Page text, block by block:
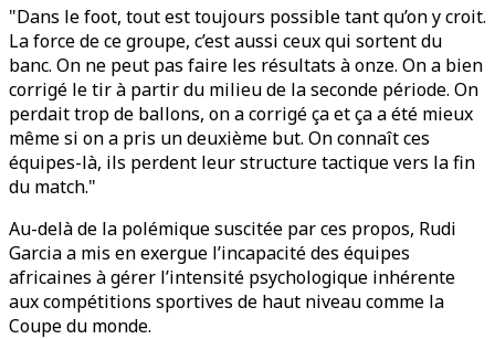
"Dans le foot, tout est toujours possible tant qu’on y croit.
La force de ce groupe, c’est aussi ceux qui sortent du
banc. On ne peut pas faire les résultats à onze. On a bien
corrigé le tir à partir du milieu de la seconde période. On
perdait trop de ballons, on a corrigé ça et ça a été mieux
même si on a pris un deuxième but. On connaît ces
équipes-là, ils perdent leur structure tactique vers la fin
du match."
Au-delà de la polémique suscitée par ces propos, Rudi
Garcia a mis en exergue l’incapacité des équipes
africaines à gérer l’intensité psychologique inhérente
aux compétitions sportives de haut niveau comme la
Coupe du monde.